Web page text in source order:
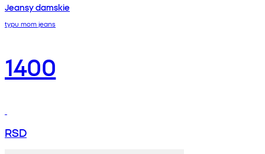
Jeansy damskie
typu mom jeans
1400
RSD